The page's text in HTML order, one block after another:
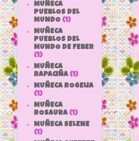
MUÑECA
PUEBLOS DEL
MUNDO (1)
MUÑECA
PUEBLOS DEL
MUNDO DE FEBER
(1)
MUÑECA
RAPACIÑA (1)
MUÑECA ROGELIA
(1)
MUÑECA
ROSAURA (1)
MUÑECA SELENE
(1)